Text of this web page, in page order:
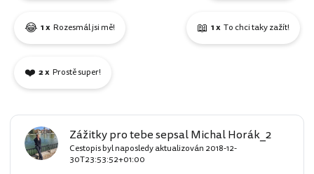
😂 1 x Rozesmál jsi mě! 📖 1 x To chci taky zažít!
❤️ 2 x Prostě super!
Zážitky pro tebe sepsal Michal Horák_2
Cestopis byl naposledy aktualizován 2018-12-
30T23:53:52+01:00